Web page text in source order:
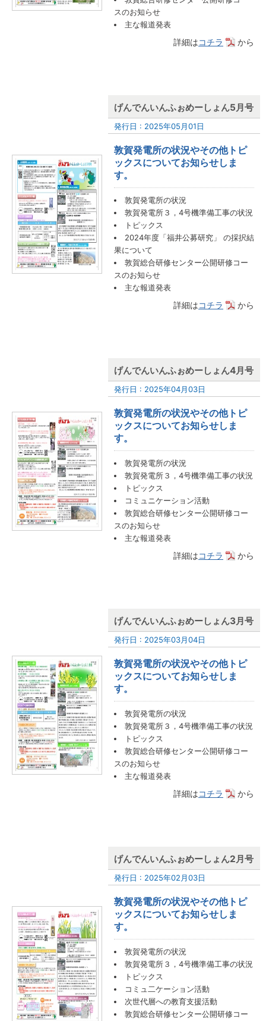
スのお知らせ
主な報道発表
詳細はコチラ から
げんでんいんふぉめーしょん5月号
発行日 : 2025年05月01日
敦賀発電所の状況やその他トピ
ックスについてお知らせしま
す。
敦賀発電所の状況
敦賀発電所３，4号機準備工事の状況
トピックス
2024年度「福井公募研究」 の採択結
果について
敦賀総合研修センター公開研修コー
スのお知らせ
主な報道発表
詳細はコチラ から
げんでんいんふぉめーしょん4月号
発行日 : 2025年04月03日
敦賀発電所の状況やその他トピ
ックスについてお知らせしま
す。
敦賀発電所の状況
敦賀発電所３，4号機準備工事の状況
トピックス
コミュニケーション活動
敦賀総合研修センター公開研修コー
スのお知らせ
主な報道発表
詳細はコチラ から
げんでんいんふぉめーしょん3月号
発行日 : 2025年03月04日
敦賀発電所の状況やその他トピ
ックスについてお知らせしま
す。
敦賀発電所の状況
敦賀発電所３，4号機準備工事の状況
トピックス
敦賀総合研修センター公開研修コー
スのお知らせ
主な報道発表
詳細はコチラ から
げんでんいんふぉめーしょん2月号
発行日 : 2025年02月03日
敦賀発電所の状況やその他トピ
ックスについてお知らせしま
す。
敦賀発電所の状況
敦賀発電所３，4号機準備工事の状況
トピックス
コミュ二ケーション活動
次世代層への教育支援活動
敦賀総合研修センター公開研修コー